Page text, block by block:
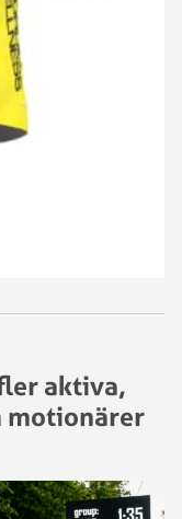
aktiva,
motionärer